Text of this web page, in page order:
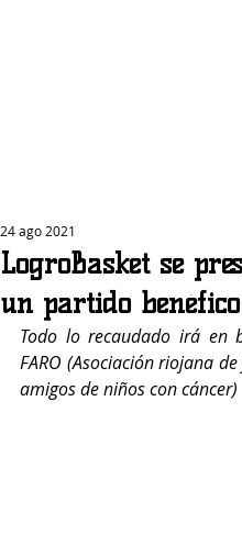
LogroBasket se
un partido benéfico
24 ago 2021
Todo lo recaudado irá en
FARO (Asociación riojana
amigos de niños con cáncer)